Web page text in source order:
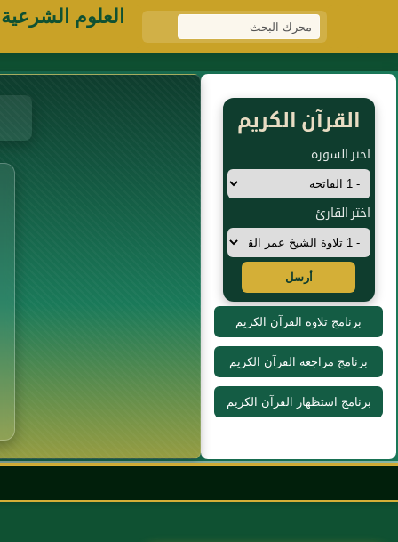
العلوم الشرعية
القرآن الكريم
اختر السورة
اختر القارئ
أرسل
برنامج تلاوة القرآن الكريم
برنامج مراجعة القرآن الكريم
برنامج استظهار القرآن الكريم